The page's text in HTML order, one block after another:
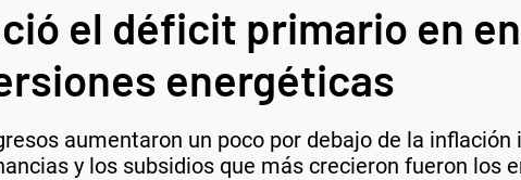
el déficit primario en
energéticas
aumentaron un poco por debajo de la
y los subsidios que más crecieron fueron los